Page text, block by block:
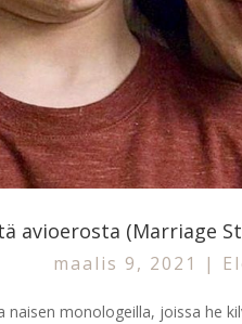
avioerosta (Marriage
maalis 9, 2021 |
naisen monologeilla, joissa he